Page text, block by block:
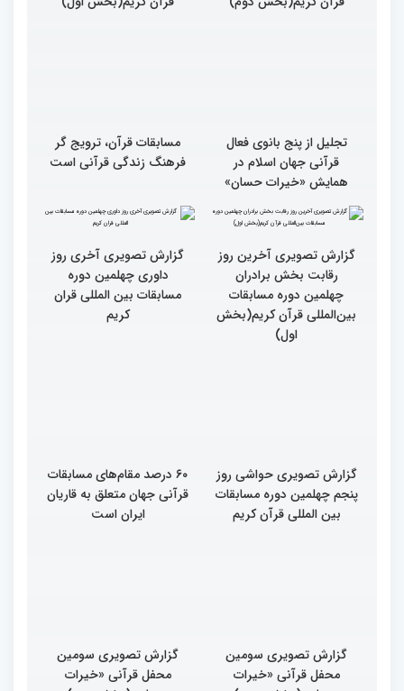
تجلیل از پنج بانوی فعال
قرآنی جهان اسلام در
مسابقات قرآن، ترویج گر
گزارش تصویری آخرین روز
گزارش تصویری آخری روز
داوری چهلمین دوره
مسابقات بین المللی قران